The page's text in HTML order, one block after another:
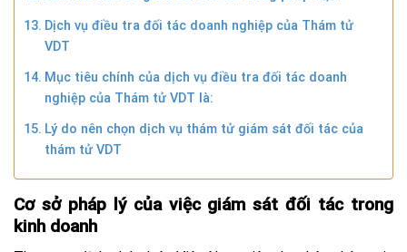
Dịch vụ điều tra đối tác doanh nghiệp của Thám tử
VDT
Mục tiêu chính của dịch vụ điều tra đối tác doanh
nghiệp của Thám tử VDT là:
Lý do nên chọn dịch vụ thám tử giám sát đối tác của
thám tử VDT
Cơ sở pháp lý của việc giám sát đối tác trong
kinh doanh